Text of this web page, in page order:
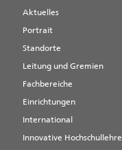
Aktuelles
Portrait
Standorte
Leitung und Gremien
Fachbereiche
Einrichtungen
International
Innovative Hochschullehre